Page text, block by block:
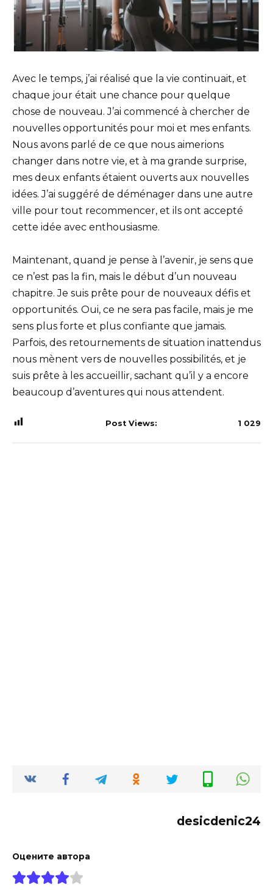
Avec le temps, j’ai réalisé que la vie continuait, et
chaque jour était une chance pour quelque
chose de nouveau. J’ai commencé à chercher de
nouvelles opportunités pour moi et mes enfants.
Nous avons parlé de ce que nous aimerions
changer dans notre vie, et à ma grande surprise,
mes deux enfants étaient ouverts aux nouvelles
idées. J’ai suggéré de déménager dans une autre
ville pour tout recommencer, et ils ont accepté
cette idée avec enthousiasme.
Maintenant, quand je pense à l’avenir, je sens que
ce n’est pas la fin, mais le début d’un nouveau
chapitre. Je suis prête pour de nouveaux défis et
opportunités. Oui, ce ne sera pas facile, mais je me
sens plus forte et plus confiante que jamais.
Parfois, des retournements de situation inattendus
nous mènent vers de nouvelles possibilités, et je
suis prête à les accueillir, sachant qu’il y a encore
beaucoup d’aventures qui nous attendent.
Post Views: 1 029
desicdenic24
Оцените автора